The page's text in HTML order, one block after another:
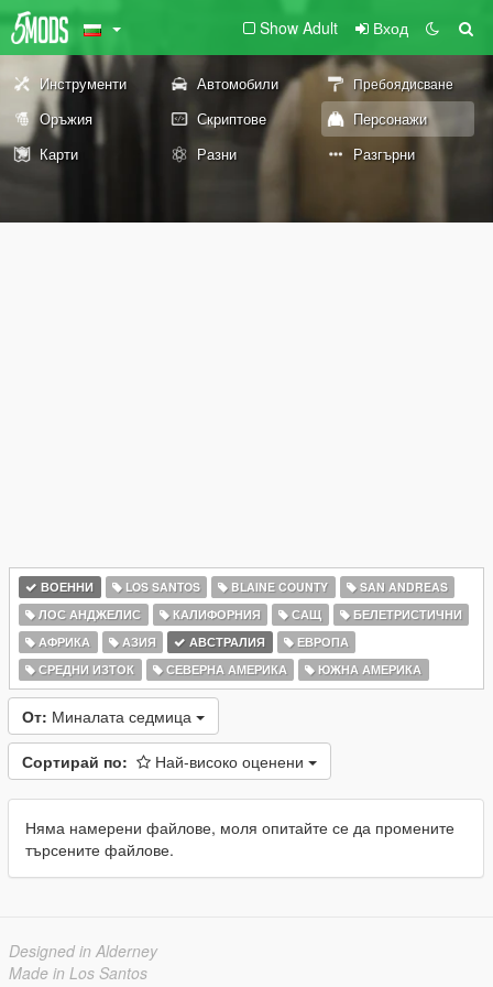
Show Adult Вход
Инструменти Автомобили Пребоядисване
Оръжия Скриптове
Персонажи
Карти
Разни Разгърни
ВОЕННИ LOS SANTOS BLAINE COUNTY
SAN ANDREAS
ЛОС АНДЖЕЛИС
КАЛИФОРНИЯ САЩ
БЕЛЕТРИСТИЧНИ
АФРИКА
АЗИЯ АВСТРАЛИЯ
ЕВРОПА
СРЕДНИ ИЗТОК
СЕВЕРНА АМЕРИКА ЮЖНА АМЕРИКА
От: Миналата седмица
Сортирай по: Най-високо оценени
Няма намерени файлове, моля опитайте се да промените
търсените файлове.
Designed in Alderney
Made in Los Santos